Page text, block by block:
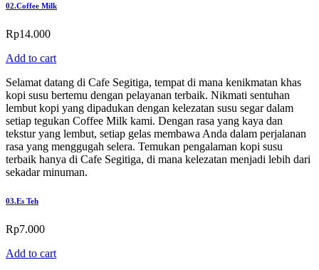
02.Coffee Milk
Rp14.000
Add to cart
Selamat datang di Cafe Segitiga, tempat di mana kenikmatan khas
kopi susu bertemu dengan pelayanan terbaik. Nikmati sentuhan
lembut kopi yang dipadukan dengan kelezatan susu segar dalam
setiap tegukan Coffee Milk kami. Dengan rasa yang kaya dan
tekstur yang lembut, setiap gelas membawa Anda dalam perjalanan
rasa yang menggugah selera. Temukan pengalaman kopi susu
terbaik hanya di Cafe Segitiga, di mana kelezatan menjadi lebih dari
sekadar minuman.
03.Es Teh
Rp7.000
Add to cart